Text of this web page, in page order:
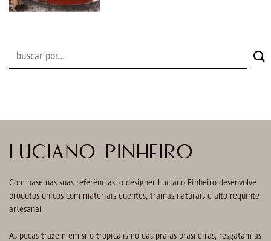
LUCIANO PINHEIRO
Com base nas suas referências, o designer Luciano Pinheiro desenvolve
produtos únicos com materiais quentes, tramas naturais e alto requinte
artesanal.
As peças trazem em si o tropicalismo das praias brasileiras, resgatam as